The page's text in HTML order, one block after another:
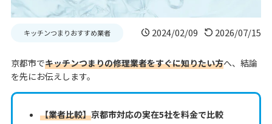
キッチンつまりおすすめ業者 2024/02/09 2026/07/15
京都市でキッチンつまりの修理業者をすぐに知りたい方へ、結論
を先にお伝えします。
【業者比較】京都市対応の実在5社を料金で比較